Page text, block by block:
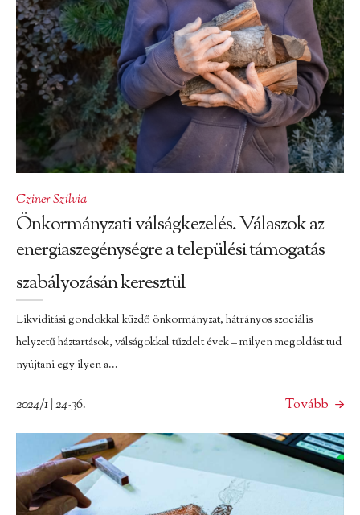
Cziner Szilvia
Önkormányzati válságkezelés. Válaszok az
energiaszegénységre a települési támogatás
szabályozásán keresztül
Likviditási gondokkal küzdő önkormányzat, hátrányos szociális
helyzetű háztartások, válságokkal tűzdelt évek – milyen megoldást tud
nyújtani egy ilyen a...
2024/1 | 24-36. Tovább